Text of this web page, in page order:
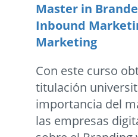
Master in
Inbound
Marketing
Con este curso
titulación
importancia del
las empresas